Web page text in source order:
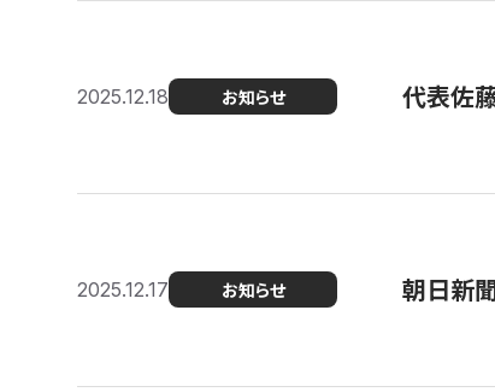
2025.12.18 お知らせ 代表佐
2025.12.17 お知らせ 朝日新